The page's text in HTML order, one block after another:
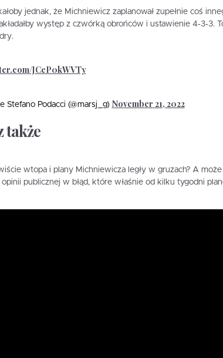
jednak, że Michniewicz zaplanował zupełnie coś
występ z czwórką obrońców i ustawienie 4-3-3.
JCeP0kWVTy
Stefano Podacci (@marsj_g) November 21, 2022
także
wtopa i plany Michniewicza legły w gruzach? A
publicznej w błąd, które właśnie od kilku tygodni